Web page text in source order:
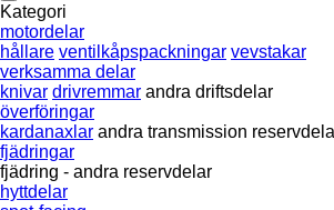
Kategori
motordelar
hållare ventilkåpspackningar vevstakar
verksamma delar
knivar drivremmar andra driftsdelar
överföringar
kardanaxlar andra transmission
fjädringar
fjädring - andra reservdelar
hyttdelar